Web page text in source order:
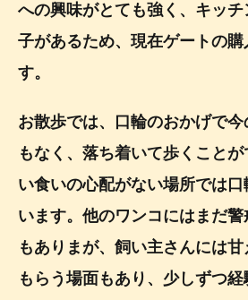
への興味がとても強く、キッ
子があるため、現在ゲートの購
す。
お散歩では、口輪のおかげで
もなく、落ち着いて歩くこと
い食いの心配がない場所では
います。他のワンコにはまだ
もありまが、飼い主さんには
もらう場面もあり、少しずつ